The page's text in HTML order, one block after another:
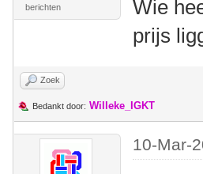
berichten
Wie
prijs
Zoek
Bedankt door: Willeke_IGKT
10-Mar-